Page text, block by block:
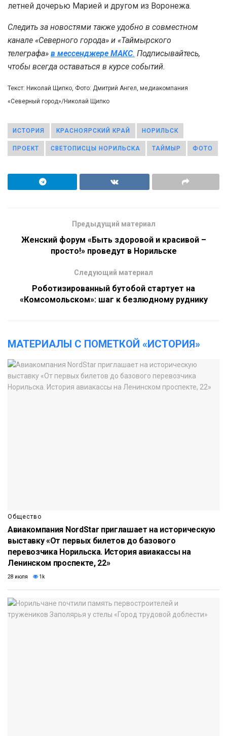
летней дочерью Марией и другом из Воронежа.
Следить за новостями также удобно в совместном
канале «Северного города» и «Таймырского
телеграфа» в мессенджере MAКС. Подписывайтесь,
чтобы всегда оставаться в курсе событий.
Текст: Николай Щипко, Фото: Дмитрий Ангел, медиакомпания
«Северный город»/Николай Щипко
ИСТОРИЯ КРАСНОЯРСКИЙ КРАЙ НОРИЛЬСК
ПРОЕКТ СВЕТОПИСЦЫ НОРИЛЬСКА ТАЙМЫР ФОТО
Предыдущий материал
Женский форум «Быть здоровой и красивой –
просто!» проведут в Норильске
Следующий материал
Роботизированный бутобой стартует на
«Комсомольском»: шаг к безлюдному руднику
МАТЕРИАЛЫ С ПОМЕТКОЙ «ИСТОРИЯ»
Общество
Авиакомпания NordStar приглашает на историческую
выставку «От первых билетов до базового
перевозчика Норильска. История авиакассы на
Ленинском проспекте, 22»
28 июля 1k